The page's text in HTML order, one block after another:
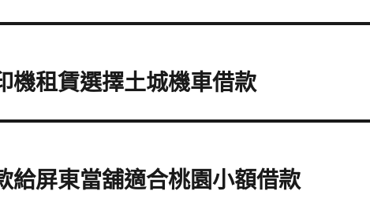
機租賃選擇土城機車借款
給屏東當舖適合桃園小額借款